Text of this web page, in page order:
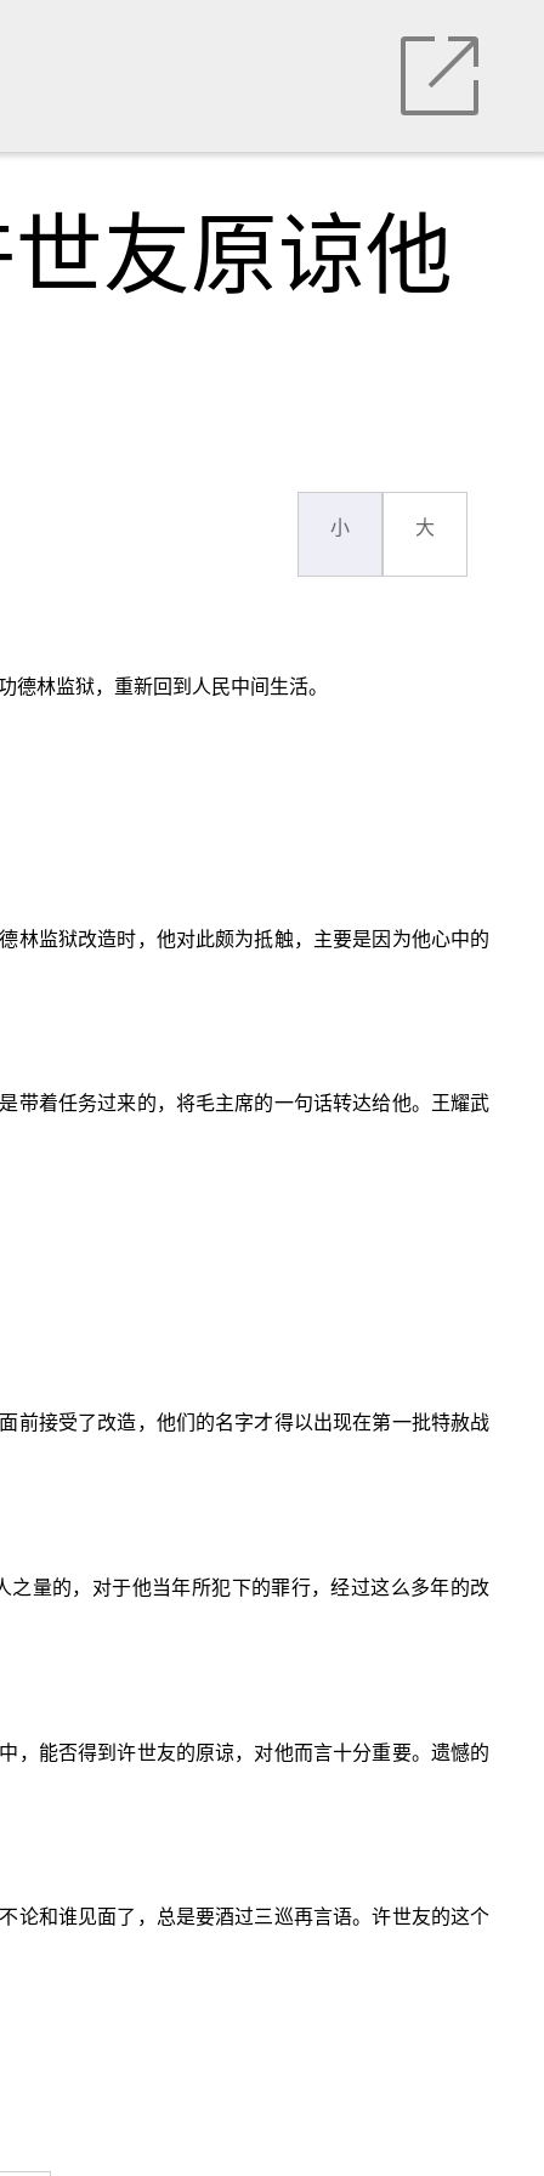
友原谅他
小 大
林监狱，重新回到人民中间生活。
林监狱改造时，他对此颇为抵触，主要是因为他心中的
带着任务过来的，将毛主席的一句话转达给他。王耀武
前接受了改造，他们的名字才得以出现在第一批特赦战
量的，对于他当年所犯下的罪行，经过这么多年的改
，能否得到许世友的原谅，对他而言十分重要。遗憾的
论和谁见面了，总是要酒过三巡再言语。许世友的这个